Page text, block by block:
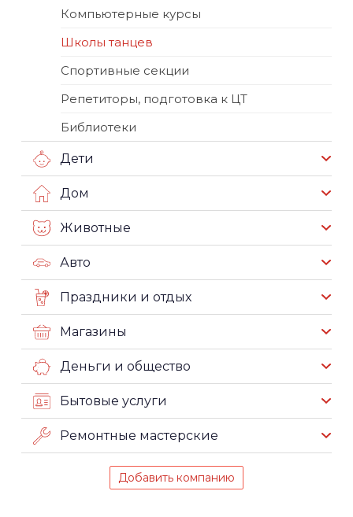
Компьютерные курсы
Школы танцев
Спортивные секции
Репетиторы, подготовка к ЦТ
Библиотеки
Дети
Дом
Животные
Авто
Праздники и отдых
Магазины
Деньги и общество
Бытовые услуги
Ремонтные мастерские
Добавить компанию